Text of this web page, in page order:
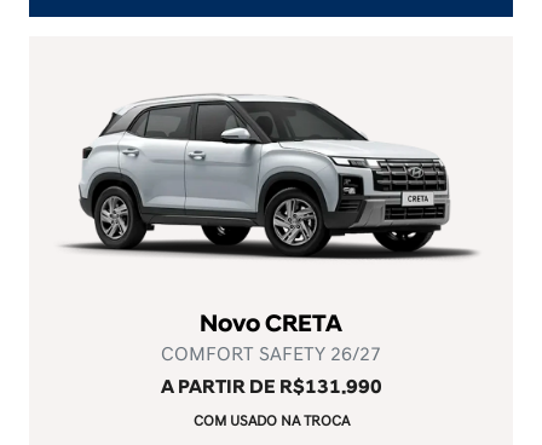
Novo CRETA
COMFORT SAFETY 26/27
A PARTIR DE R$131.990
COM USADO NA TROCA